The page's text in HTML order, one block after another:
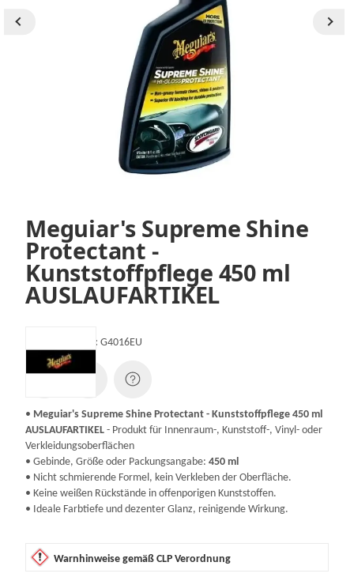
Meguiar's Supreme Shine
Protectant -
Kunststoffpflege 450 ml
AUSLAUFARTIKEL
Artikelnummer: G4016EU
• Meguiar's Supreme Shine Protectant - Kunststoffpflege 450 ml
AUSLAUFARTIKEL - Produkt für Innenraum-, Kunststoff-, Vinyl- oder
Verkleidungsoberflächen
• Gebinde, Größe oder Packungsangabe: 450 ml
• Nicht schmierende Formel, kein Verkleben der Oberfläche.
• Keine weißen Rückstände in offenporigen Kunststoffen.
• Ideale Farbtiefe und dezenter Glanz, reinigende Wirkung.
Warnhinweise gemäß CLP Verordnung